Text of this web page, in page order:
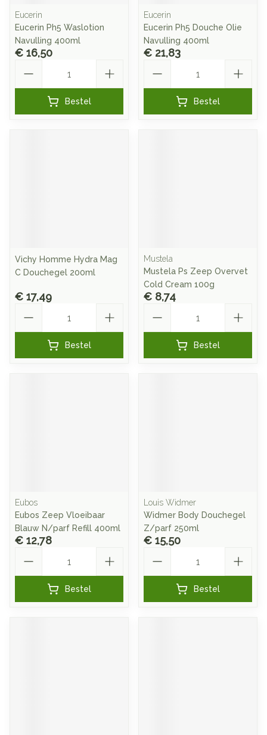
Eucerin
Eucerin Ph5 Waslotion
Navulling 400ml
€ 16,50
Bestel
Eucerin
Eucerin Ph5 Douche Olie
Navulling 400ml
€ 21,83
Bestel
Vichy Homme Hydra Mag
C Douchegel 200ml
€ 17,49
Bestel
Mustela
Mustela Ps Zeep Overvet
Cold Cream 100g
€ 8,74
Bestel
Eubos
Eubos Zeep Vloeibaar
Blauw N/parf Refill 400ml
€ 12,78
Bestel
Louis Widmer
Widmer Body Douchegel
Z/parf 250ml
€ 15,50
Bestel